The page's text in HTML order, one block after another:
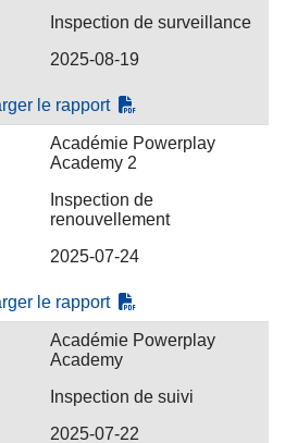
Inspection de surveillance
2025-08-19
le rapport
Académie Powerplay
Academy 2
Inspection de
renouvellement
2025-07-24
le rapport
Académie Powerplay
Academy
Inspection de suivi
2025-07-22